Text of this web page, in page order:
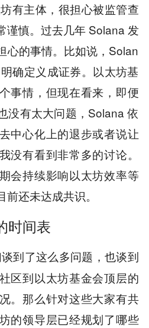
有主体，很担心被监管查
谨慎。过去几年 Solana 发
心的事情。比如说，Solan
确定义成证券。以太坊基
事情，但现在看来，即便
没有太大问题，Solana 依
中心化上的退步或者说让
没有看到非常多的讨论。
会持续影响以太坊效率等
还未达成共识。
时间表
到了这么多问题，也谈到
区到以太坊基金会顶层的
。那么针对这些大家有共
的领导层已经规划了哪些